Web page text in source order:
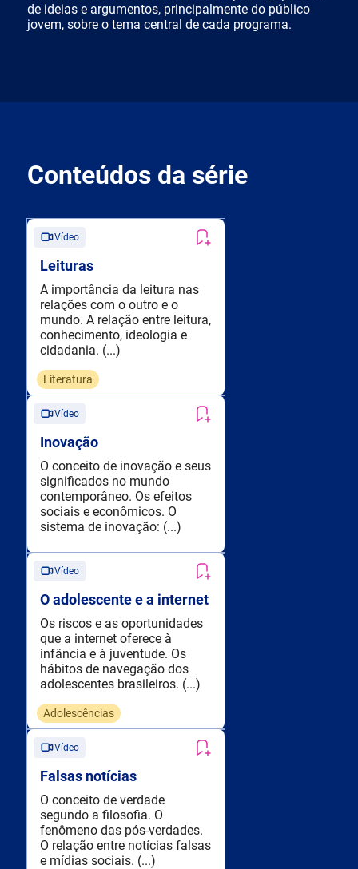
de ideias e argumentos, principalmente do público
jovem, sobre o tema central de cada programa.
Conteúdos da série
Vídeo
Leituras
A importância da leitura nas
relações com o outro e o
mundo. A relação entre leitura,
conhecimento, ideologia e
cidadania. (...)
Literatura
Vídeo
Inovação
O conceito de inovação e seus
significados no mundo
contemporâneo. Os efeitos
sociais e econômicos. O
sistema de inovação: (...)
Vídeo
O adolescente e a internet
Os riscos e as oportunidades
que a internet oferece à
infância e à juventude. Os
hábitos de navegação dos
adolescentes brasileiros. (...)
Adolescências
Vídeo
Falsas notícias
O conceito de verdade
segundo a filosofia. O
fenômeno das pós-verdades.
O relação entre notícias falsas
e mídias sociais. (...)